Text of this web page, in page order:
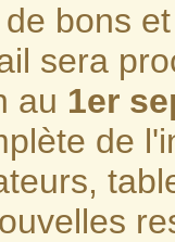
bons
sera
au 1er
de